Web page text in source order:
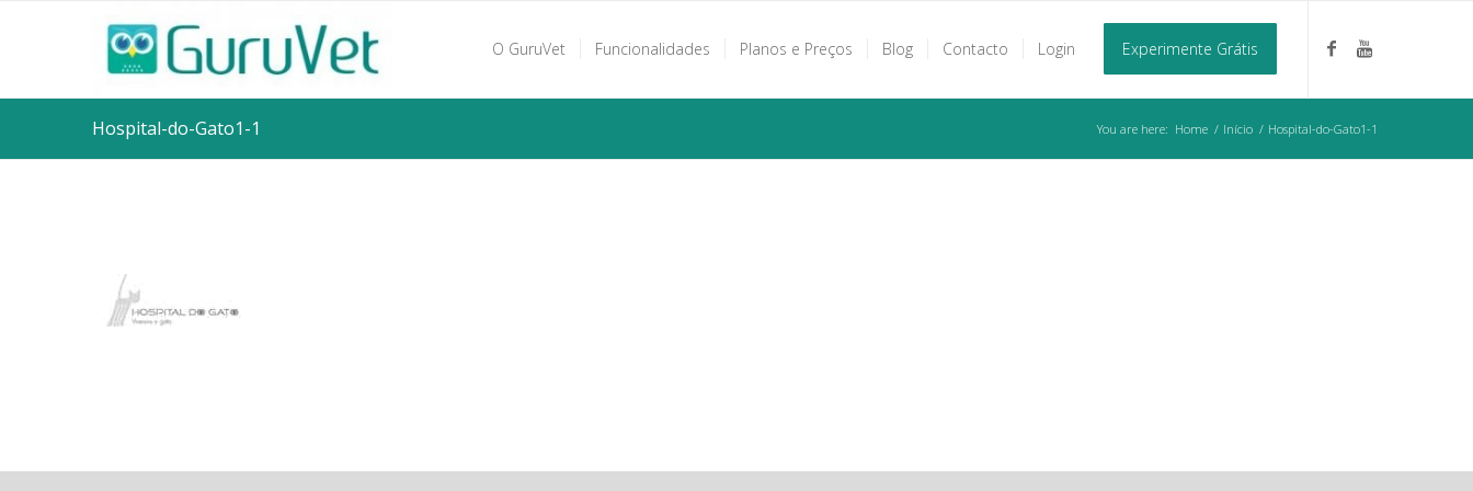
O GuruVet Funcionalidades Planos e Preços Blog Contacto Login Experimente Grátis
Hospital-do-Gato1-1 You are here: Home / Início / Hospital-do-Gato1-1